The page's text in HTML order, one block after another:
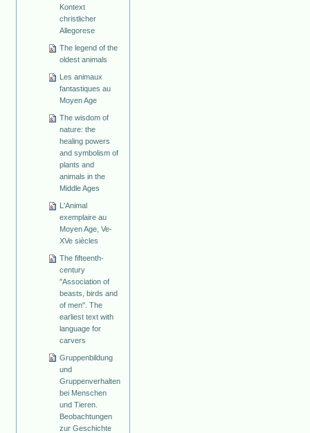
Kontext
christlicher
Allegorese
The legend of the
oldest animals
Les animaux
fantastiques au
Moyen Age
The wisdom of
nature: the
healing powers
and symbolism of
plants and
animals in the
Middle Ages
L'Animal
exemplaire au
Moyen Age, Ve-
XVe siècles
The fifteenth-
century
"Association of
beasts, birds and
of men". The
earliest text with
language for
carvers
Gruppenbildung
und
Gruppenverhalten
bei Menschen
und Tieren.
Beobachtungen
zur Geschichte